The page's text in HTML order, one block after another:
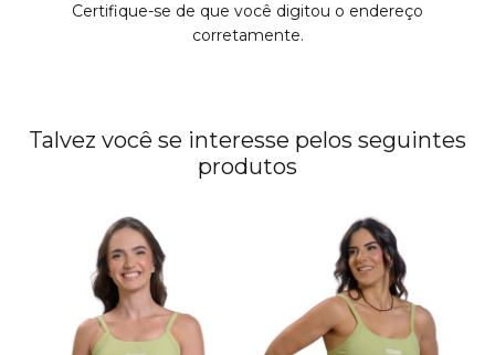
Certifique-se de que você digitou o endereço
corretamente.
Talvez você se interesse pelos seguintes
produtos